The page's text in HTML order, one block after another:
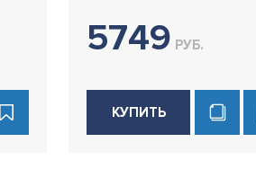
5749 РУБ.
КУПИТЬ